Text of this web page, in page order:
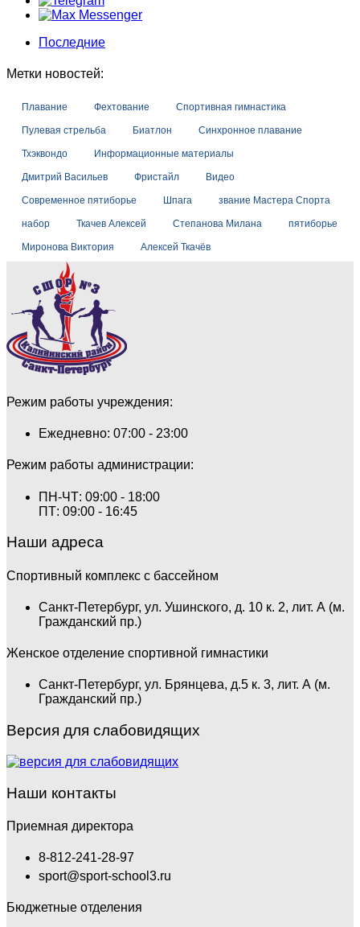
Последние
Метки новостей:
Плавание Фехтование Спортивная гимнастика
Пулевая стрельба Биатлон Синхронное плавание
Тхэквондо Информационные материалы
Дмитрий Васильев Фристайл Видео
Современное пятиборье Шпага звание Мастера Спорта
набор Ткачев Алексей Степанова Милана пятиборье
Миронова Виктория Алексей Ткачёв
Режим работы учреждения:
Ежедневно: 07:00 - 23:00
Режим работы администрации:
ПН-ЧТ: 09:00 - 18:00
ПТ: 09:00 - 16:45
Наши адреса
Спортивный комплекс с бассейном
Санкт-Петербург, ул. Ушинского, д. 10 к. 2, лит. А (м.
Гражданский пр.)
Женское отделение спортивной гимнастики
Санкт-Петербург, ул. Брянцева, д.5 к. 3, лит. А (м.
Гражданский пр.)
Версия для слабовидящих
Наши контакты
Приемная директора
8-812-241-28-97
sport@sport-school3.ru
Бюджетные отделения